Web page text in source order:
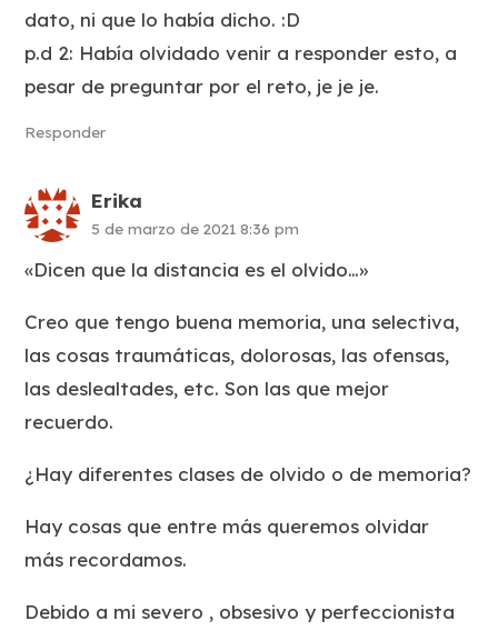
dato, ni que lo había dicho. :D
p.d 2: Había olvidado venir a responder esto, a
pesar de preguntar por el reto, je je je.
Responder
Erika
5 de marzo de 2021 8:36 pm
«Dicen que la distancia es el olvido…»
Creo que tengo buena memoria, una selectiva,
las cosas traumáticas, dolorosas, las ofensas,
las deslealtades, etc. Son las que mejor
recuerdo.
¿Hay diferentes clases de olvido o de memoria?
Hay cosas que entre más queremos olvidar
más recordamos.
Debido a mi severo , obsesivo y perfeccionista